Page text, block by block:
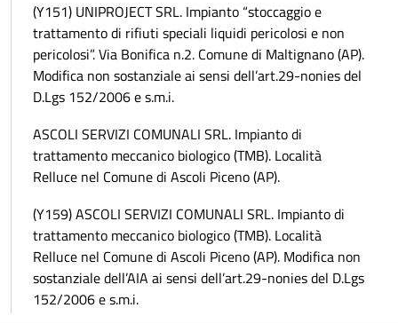
(Y151) UNIPROJECT SRL. Impianto “stoccaggio e
trattamento di rifiuti speciali liquidi pericolosi e non
pericolosi”. Via Bonifica n.2. Comune di Maltignano (AP).
Modifica non sostanziale ai sensi dell’art.29-nonies del
D.Lgs 152/2006 e s.m.i.
ASCOLI SERVIZI COMUNALI SRL. Impianto di
trattamento meccanico biologico (TMB). Località
Relluce nel Comune di Ascoli Piceno (AP).
(Y159) ASCOLI SERVIZI COMUNALI SRL. Impianto di
trattamento meccanico biologico (TMB). Località
Relluce nel Comune di Ascoli Piceno (AP). Modifica non
sostanziale dell’AIA ai sensi dell’art.29-nonies del D.Lgs
152/2006 e s.m.i.